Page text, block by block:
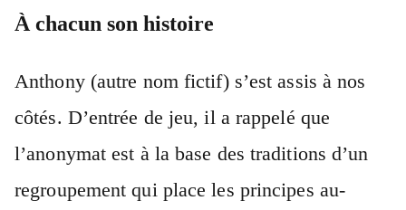
À chacun son histoire
Anthony (autre nom fictif) s’est assis à nos
côtés. D’entrée de jeu, il a rappelé que
l’anonymat est à la base des traditions d’un
regroupement qui place les principes au-